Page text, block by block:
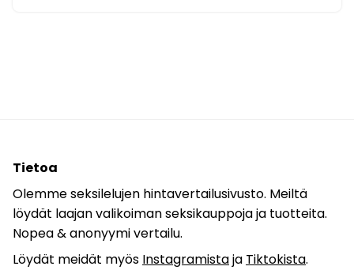
Tietoa
Olemme seksilelujen hintavertailusivusto. Meiltä
löydät laajan valikoiman seksikauppoja ja tuotteita.
Nopea & anonyymi vertailu.
Löydät meidät myös Instagramistaja Tiktokista.